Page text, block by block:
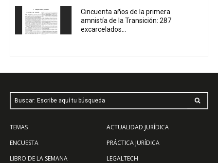
Cincuenta años de la primera
amnistía de la Transición: 287
excarcelados...
Buscar: Escribe aquí tu búsqueda
TEMAS
ENCUESTA
LIBRO DE LA SEMANA
ACTUALIDAD JURÍDICA
PRÁCTICA JURÍDICA
LEGALTECH